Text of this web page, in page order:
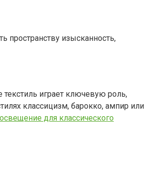
пространству изысканность,
текстиль играет ключевую роль,
классицизм, барокко, ампир или
для классического